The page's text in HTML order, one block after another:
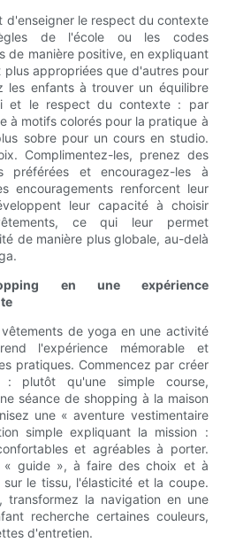
d'enseigner le respect du contexte
de l'école ou les codes
de manière positive, en expliquant
appropriées que d'autres pour
les enfants à trouver un équilibre
et le respect du contexte : par
à motifs colorés pour la pratique à
sobre pour un cours en studio.
Complimentez-les, prenez des
préférées et encouragez-les à
encouragements renforcent leur
leur capacité à choisir
ce qui leur permet
de manière plus globale, au-delà
en une expérience
de yoga en une activité
l'expérience mémorable et
pratiques. Commencez par créer
: plutôt qu'une simple course,
séance de shopping à la maison
une « aventure vestimentaire
simple expliquant la mission :
et agréables à porter.
guide », à faire des choix et à
le tissu, l'élasticité et la coupe.
transformez la navigation en une
recherche certaines couleurs,
d'entretien.